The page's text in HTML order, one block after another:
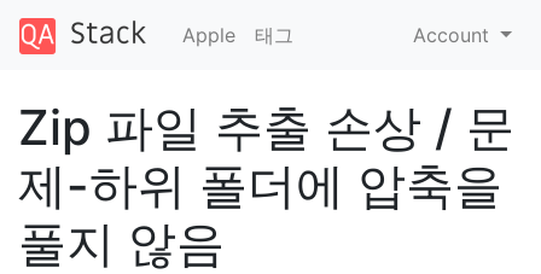
Apple 태그 Account
Zip 파일 추출 손상 / 문
제-하위 폴더에 압축을
풀지 않음